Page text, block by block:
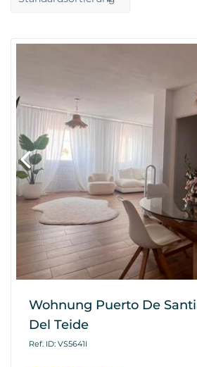
Wohnung Puerto De
Del Teide
Ref. ID: VS5641I